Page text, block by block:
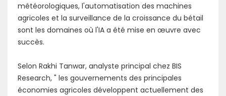
météorologiques, l'automatisation des machines
agricoles et la surveillance de la croissance du bétail
sont les domaines où l'IA a été mise en œuvre avec
succès.
Selon Rakhi Tanwar, analyste principal chez BIS
Research, " les gouvernements des principales
économies agricoles développent actuellement des